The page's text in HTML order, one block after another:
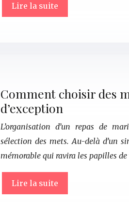
Lire la suite
Comment choisir des
d’exception
L’organisation d’un repas de
sélection des mets. Au-delà d’un
mémorable qui ravira les papilles
Lire la suite